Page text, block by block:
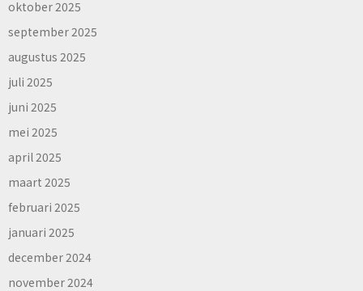
oktober 2025
september 2025
augustus 2025
juli 2025
juni 2025
mei 2025
april 2025
maart 2025
februari 2025
januari 2025
december 2024
november 2024